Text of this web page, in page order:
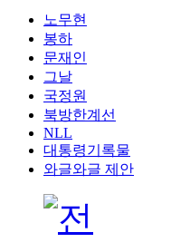
노무현
봉하
문재인
그날
국정원
북방한계선
NLL
대통령기록물
와글와글 제안